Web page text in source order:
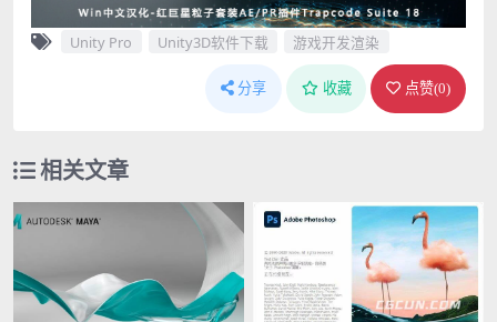
Unity Pro Unity3D软件下载 游戏开发渲染
分享 收藏 点赞(0)
相关文章